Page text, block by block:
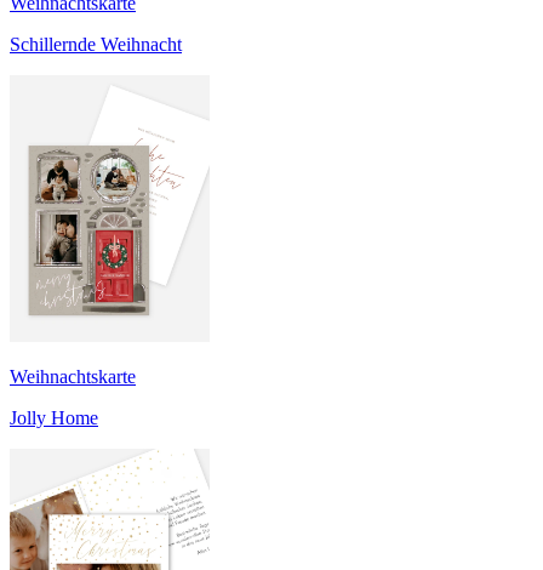
Schillernde Weihnacht
Weihnachtskarte
Jolly Home